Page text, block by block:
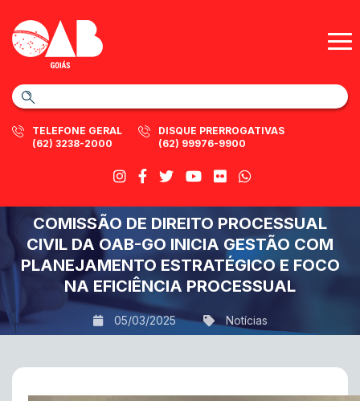
TELEFONE GERAL
(62) 3238-2000
DISQUE PRERROGATIVAS
(62) 99976-9900
COMISSÃO DE DIREITO PROCESSUAL
CIVIL DA OAB-GO INICIA GESTÃO COM
PLANEJAMENTO ESTRATÉGICO E FOCO
NA EFICIÊNCIA PROCESSUAL
05/03/2025 Notícias